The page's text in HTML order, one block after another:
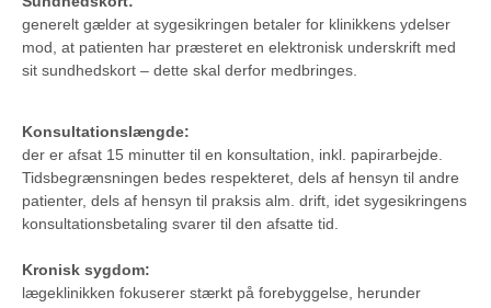
generelt gælder at sygesikringen betaler for klinikkens ydelser
mod, at patienten har præsteret en elektronisk underskrift med
sit sundhedskort – dette skal derfor medbringes.
Konsultationslængde:
der er afsat 15 minutter til en konsultation, inkl. papirarbejde.
Tidsbegrænsningen bedes respekteret, dels af hensyn til andre
patienter, dels af hensyn til praksis alm. drift, idet sygesikringens
konsultationsbetaling svarer til den afsatte tid.
Kronisk sygdom:
lægeklinikken fokuserer stærkt på forebyggelse, herunder